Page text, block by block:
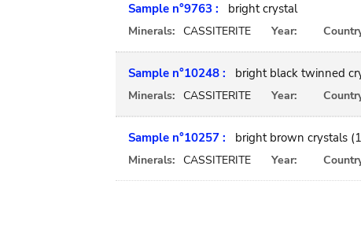
Sample n°9763 : bright crystal
Minerals: CASSITERITE Year:
Sample n°10248 : bright black twinned
Minerals: CASSITERITE Year:
Sample n°10257 : bright brown crystals
Minerals: CASSITERITE Year: